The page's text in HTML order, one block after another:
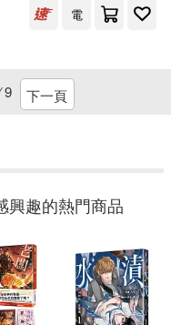
電
9 下一頁
興趣的熱門商品